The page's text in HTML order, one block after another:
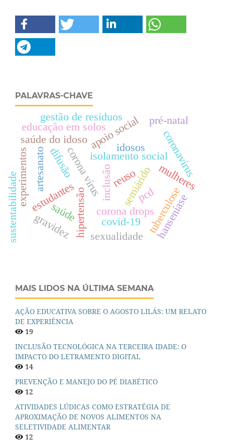
PALAVRAS-CHAVE
corona vírusisolamento social
semiárido
estudantes
apoio social
saúde do idoso
educação em solos
corona drops
coronavírus
experimentos
hipertensão covid-19
saúde
artesanato reuso
sustentabilidade tuberculose
hanseníase
idosos
inclusão pcd
pré-natal
gravidez
difusão
sexualidade
mulheres
gestão de resíduos
MAIS LIDOS NA ÚLTIMA SEMANA
AÇÃO EDUCATIVA SOBRE O AGOSTO LILÁS: UM RELATO
DE EXPERIÊNCIA
19
INCLUSÃO TECNOLÓGICA NA TERCEIRA IDADE: O
IMPACTO DO LETRAMENTO DIGITAL
14
PREVENÇÃO E MANEJO DO PÉ DIABÉTICO
12
ATIVIDADES LÚDICAS COMO ESTRATÉGIA DE
APROXIMAÇÃO DE NOVOS ALIMENTOS NA
SELETIVIDADE ALIMENTAR
12